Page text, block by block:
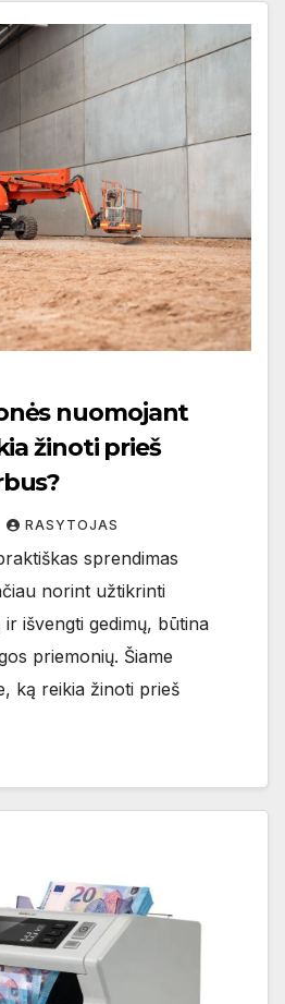
nuomojant
žinoti prieš
RASYTOJAS
sprendimas
norint užtikrinti
išvengti gedimų, būtina
priemonių. Šiame
ką reikia žinoti prieš